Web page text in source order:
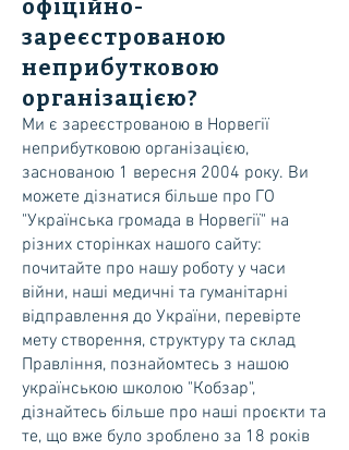
офіційно-
зареєстрованою
неприбутковою
організацією?
Ми є зареєстрованою в Норвегії
неприбутковою організацією,
заснованою 1 вересня 2004 року. Ви
можете дізнатися більше про ГО
"Українська громада в Норвегії" на
різних сторінках нашого сайту:
почитайте про нашу роботу у часи
війни, наші медичні та гуманітарні
відправлення до України, перевірте
мету створення, структуру та склад
Правління, познайомтесь з нашою
українською школою "Кобзар",
дізнайтесь більше про наші проєкти та
те, що вже було зроблено за 18 років